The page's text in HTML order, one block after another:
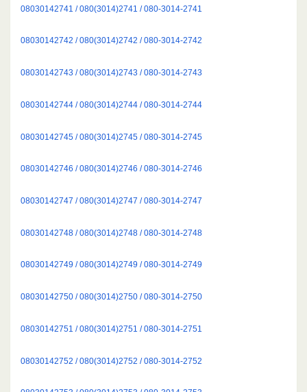
08030142741 / 080(3014)2741 / 080-3014-2741
08030142742 / 080(3014)2742 / 080-3014-2742
08030142743 / 080(3014)2743 / 080-3014-2743
08030142744 / 080(3014)2744 / 080-3014-2744
08030142745 / 080(3014)2745 / 080-3014-2745
08030142746 / 080(3014)2746 / 080-3014-2746
08030142747 / 080(3014)2747 / 080-3014-2747
08030142748 / 080(3014)2748 / 080-3014-2748
08030142749 / 080(3014)2749 / 080-3014-2749
08030142750 / 080(3014)2750 / 080-3014-2750
08030142751 / 080(3014)2751 / 080-3014-2751
08030142752 / 080(3014)2752 / 080-3014-2752